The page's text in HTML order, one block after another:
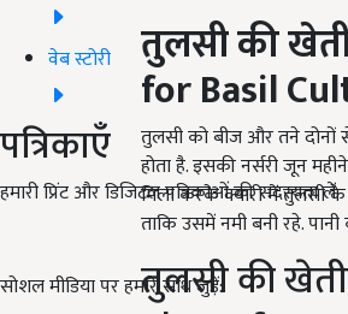
वेब स्टोरी
पत्रिकाएँ
हमारी प्रिंट और डिजिटल पत्रिकाओं की सदस्यता लें
सोशल मीडिया पर हमारे साथ जुड़ें:
तुलसीकी
for Basil
तुलसी को बीज और तने दोनों
होता है. इसकी नर्सरी जून
मिला करके क्यारी में
ताकि उसमें नमी बनी रहे.
तुलसी की